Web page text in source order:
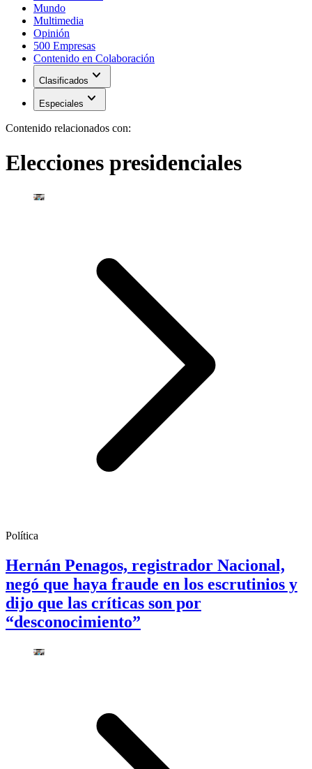
Mundo
Multimedia
Opinión
500 Empresas
Contenido en Colaboración
Clasificados expand_more
Especiales expand_more
Contenido relacionados con:
Elecciones presidenciales
Política
Hernán Penagos, registrador Nacional,
negó que haya fraude en los escrutinios y
dijo que las críticas son por
“desconocimiento”